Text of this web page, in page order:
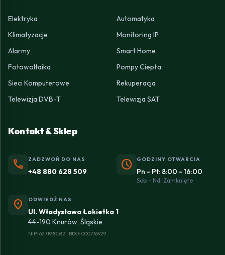
Elektryka
Automatyka
Klimatyzacje
Monitoring IP
Alarmy
Smart Home
Fotowoltaika
Pompy Ciepła
Sieci Komputerowe
Rekuperacja
Telewizja DVB-T
Telewizja SAT
Kontakt & Sklep
phone ZADZWOŃ DO NAS
+48 880 628 509 schedule GODZINY OTWARCIA
Pn - Pt: 8:00 - 16:00
Sob - Nd: Zamknięte
location_on ODWIEDŹ NAS
Ul. Władysława Łokietka 1
44-190 Knurów, Śląskie
NIP: 6271930582 | BDO: 000736929